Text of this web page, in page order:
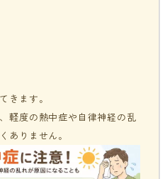
イン
に
きます。
軽度の熱中症や自律神経の乱
ありません。